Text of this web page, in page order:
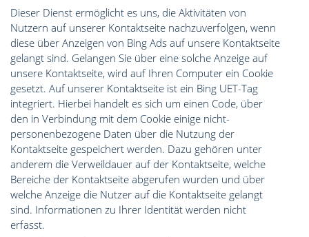
Dieser Dienst ermöglicht es uns, die Aktivitäten von
Nutzern auf unserer Kontaktseite nachzuverfolgen, wenn
diese über Anzeigen von Bing Ads auf unsere Kontaktseite
gelangt sind. Gelangen Sie über eine solche Anzeige auf
unsere Kontaktseite, wird auf Ihren Computer ein Cookie
gesetzt. Auf unserer Kontaktseite ist ein Bing UET-Tag
integriert. Hierbei handelt es sich um einen Code, über
den in Verbindung mit dem Cookie einige nicht-
personenbezogene Daten über die Nutzung der
Kontaktseite gespeichert werden. Dazu gehören unter
anderem die Verweildauer auf der Kontaktseite, welche
Bereiche der Kontaktseite abgerufen wurden und über
welche Anzeige die Nutzer auf die Kontaktseite gelangt
sind. Informationen zu Ihrer Identität werden nicht
erfasst.